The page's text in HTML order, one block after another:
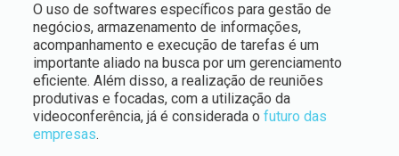
O uso de softwares específicos para gestão de
negócios, armazenamento de informações,
acompanhamento e execução de tarefas é um
importante aliado na busca por um gerenciamento
eficiente. Além disso, a realização de reuniões
produtivas e focadas, com a utilização da
videoconferência, já é considerada o futuro das
empresas.